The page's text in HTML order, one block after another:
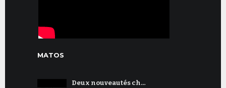
MATOS
Deux nouveautés ch…